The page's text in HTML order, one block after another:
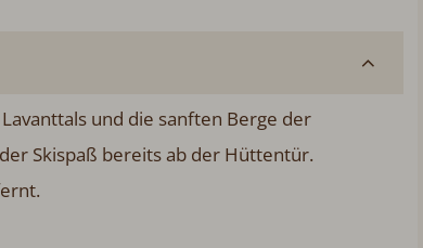
und die sanften Berge der
Skispaß bereits ab der Hüttentür.